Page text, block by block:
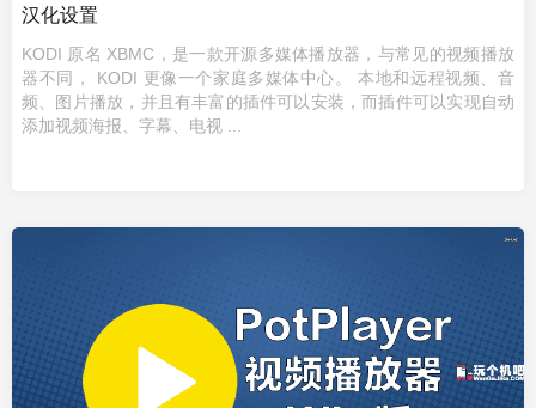
汉化设置
KODI 原名 XBMC，是一款开源多媒体播放器，与常见的视频播放
器不同， KODI 更像一个家庭多媒体中心。 本地和远程视频、音
频、图片播放，并且有丰富的插件可以安装，而插件可以实现自动
添加视频海报、字幕、电视 ...